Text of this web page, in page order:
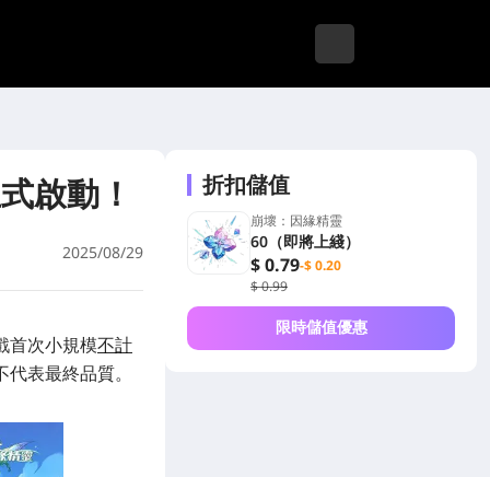
啟動！
2025/08/29
首次小規模不計
表最終品質。
折扣儲值
崩壞：因緣精靈
60（即將上綫）
$ 0.79-$ 0.20
$ 0.99
限時儲值優惠